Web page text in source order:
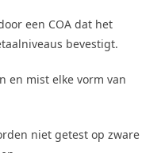
een COA dat het
bevestigt.
en mist elke vorm van
niet getest op zware